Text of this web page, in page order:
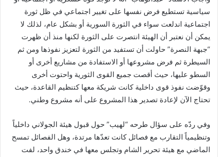
سياسية تستطيع فرض نفسها على تغيير اجتماعي في ظل ثورة
اجتماعية اندلعت سواء في الثورة السورية أو بشكل عام، لذلك لا
يمكن أن نعتبر أن الهيئة انتصرت على الثورة لكنها منذ أن ظهرت
“جبهة النصرة” حاولت أن تستفيد من الثورة لتعزيز نفوذها ومن ثم
السيطرة ثم فرض مشروعها أو الاستفادة من مشاريع أخرى أو
السطو عليها، حيث أقصت جميع القوى الثورية واحتوت أخرى
وقوّضت نفوذ قوى داخلية كانت شريكة معها كتنظيم القاعدة، حيث
تحتاج الآن لإعادة تصدير هذا المشروع على أنه مشروع وطني.
وفي ردّه على سؤال طرحه “لهيب” حول قبول هيئة الجولاني داخلياً
وتنظيمياً التقارب مع فصائل كانت تعدّها مرتدة، وهل الفصائل تمسح
الماضي مع هيئة تحرير الشام وتجلس معها في خندق واحد، لفت